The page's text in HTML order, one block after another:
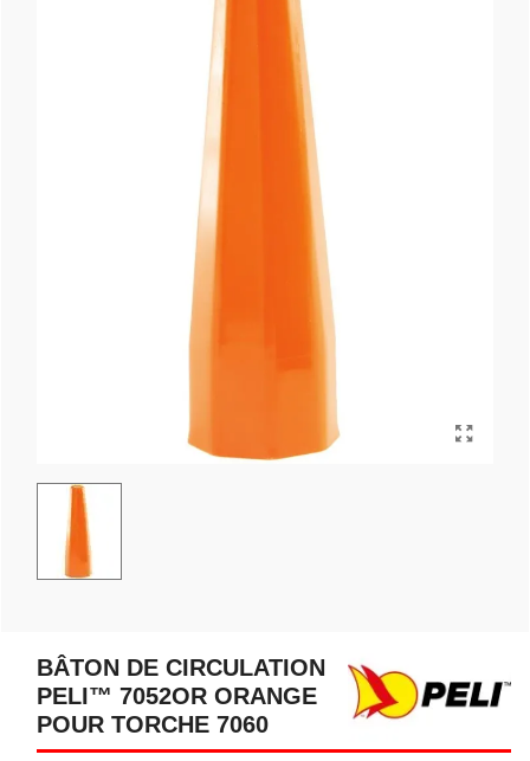
BÂTON DE CIRCULATION
PELI™ 7052OR ORANGE
POUR TORCHE 7060